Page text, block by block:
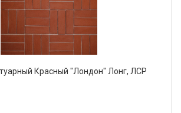
Красный "Лондон" Лонг, ЛСР